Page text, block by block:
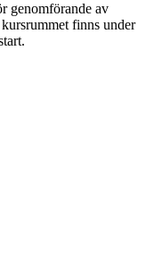
genomförande av
finns under